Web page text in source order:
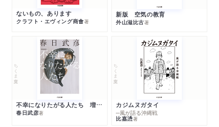
ないもの、あります
クラフト・エヴィング商會著
新版 空気の教育
外山滋比古著
ちくま文庫
不幸になりたがる人たち 増補新版
春日武彦著
ちくま文庫
カジムヌガタイ
─風が語る沖縄戦
比嘉慂著